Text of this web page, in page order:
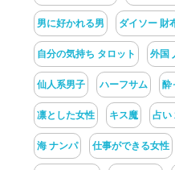
男に好かれる男 ダイソー 財
自分の気持ち タロット 外国
仙人系男子 ハーフサム 酔
凛とした女性 キス魔 占い
海 ナンパ 仕事ができる女性